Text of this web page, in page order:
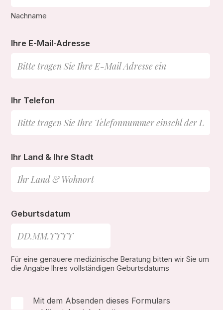
Nachname
Ihre E-Mail-Adresse
Ihr Telefon
Ihr Land & Ihre Stadt
Geburtsdatum
Für eine genauere medizinische Beratung bitten wir Sie um
die Angabe Ihres vollständigen Geburtsdatums
Mit dem Absenden dieses Formulars